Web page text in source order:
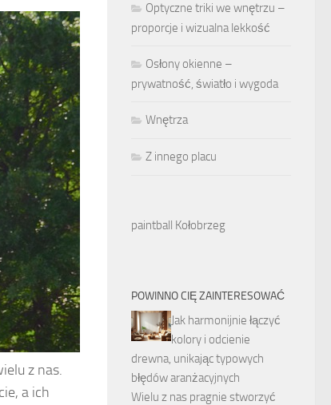
z nas.
a ich
Optyczne triki we wnętrzu –
proporcje i wizualna lekkość
Osłony okienne –
prywatność, światło i wygoda
Wnętrza
Z innego placu
paintball Kołobrzeg
POWINNO CIĘ ZAINTERESOWAĆ
Jak harmonijnie łączyć
kolory i odcienie
drewna, unikając typowych
błędów aranżacyjnych
Wielu z nas pragnie stworzyć